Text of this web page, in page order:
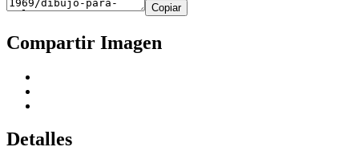
Copiar
Compartir Imagen
Detalles